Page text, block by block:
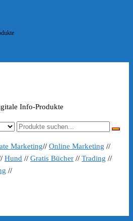
Info-Produkte
Marketing// Online Marketing //
Hund // Gratis Bücher // Trading //
//